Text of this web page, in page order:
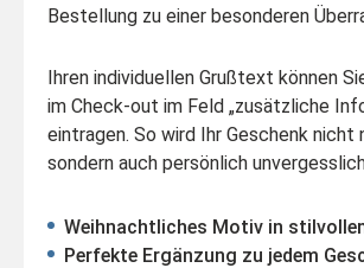
Bestellung zu einer besonderen
Ihren individuellen Grußtext können
im Check-out im Feld „zusätzliche
eintragen. So wird Ihr Geschenk nicht
sondern auch persönlich
Weihnachtliches Motiv in
Perfekte Ergänzung zu jedem